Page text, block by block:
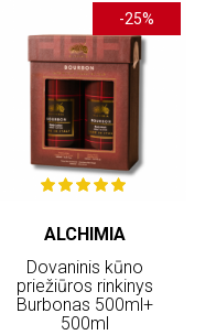
-25%
ALCHIMIA
Dovaninis kūno
priežiūros rinkinys
Burbonas 500ml+
500ml